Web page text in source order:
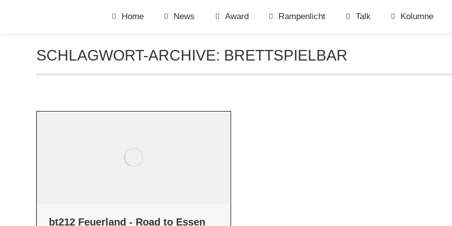
Home News Award Rampenlicht Talk Kolumne
SCHLAGWORT-ARCHIVE: BRETTSPIELBAR
bt212 Feuerland - Road to Essen